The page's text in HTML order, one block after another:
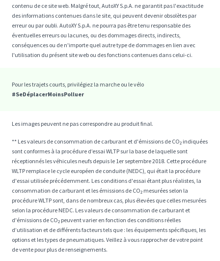
contenu de ce site web. Malgré tout, AutoXY S.p.A. ne garantit pas l'exactitude
des informations contenues dans le site, qui peuvent devenir obsolètes par
erreur ou par oubli. AutoXY S.p.A. ne pourra pas être tenu responsable des
éventuelles erreurs ou lacunes, ou des dommages directs, indirects,
conséquences ou de n'importe quel autre type de dommages en lien avec
l'utilisation du présent site web ou des fonctions contenues dans celui-ci.
Pour les trajets courts, privilégiez la marche ou le vélo
#SeDéplacerMoinsPolluer
Les images peuvent ne pas correspondre au produit final.
** Les valeurs de consommation de carburant et d'émissions de CO₂ indiquées
sont conformes à la procédure d’essai WLTP sur la base de laquelle sont
réceptionnés les véhicules neufs depuis le 1er septembre 2018. Cette procédure
WLTP remplace le cycle européen de conduite (NEDC), qui était la procédure
d'essai utilisée précédemment. Les conditions d'essai étant plus réalistes, la
consommation de carburant et les émissions de CO₂ mesurées selon la
procédure WLTP sont, dans de nombreux cas, plus élevées que celles mesurées
selon la procédure NEDC. Les valeurs de consommation de carburant et
d'émissions de CO₂ peuvent varier en fonction des conditions réelles
d’utilisation et de différents facteurs tels que : les équipements spécifiques, les
options et les types de pneumatiques. Veillez à vous rapprocher de votre point
de vente pour plus de renseignements.